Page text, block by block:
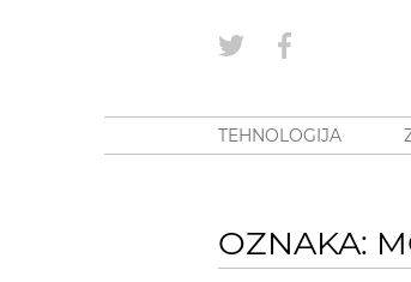
TEHNOLOGIJA
OZNAKA: